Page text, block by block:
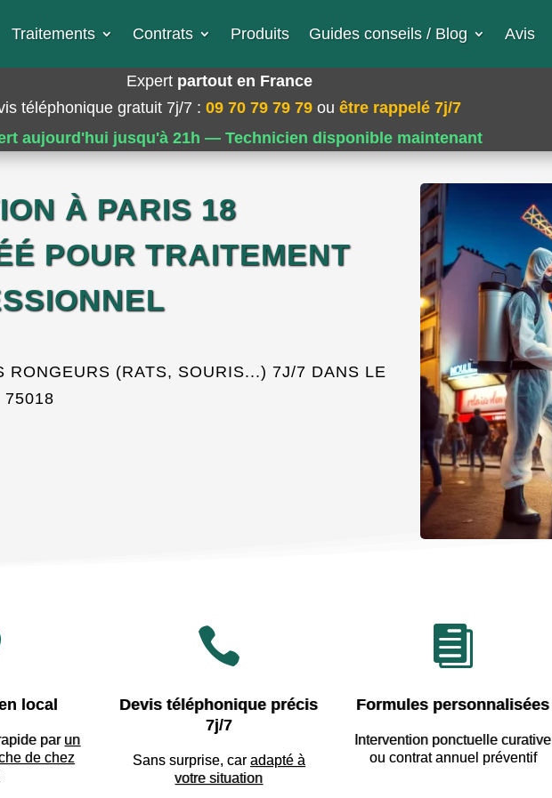
Traitements Contrats Produits Guides conseils / Blog Avis
Expert partout en France
téléphonique gratuit 7j/7 : 09 70 79 79 79 ou être rappelé 7j/7
aujourd'hui jusqu'à 21h — Technicien disponible maintenant
À PARIS 18
POUR TRAITEMENT
RONGEURS (RATS, SOURIS...) 7J/7 DANS LE
75018
local
par un
de chez

Devis téléphonique précis
7j/7
Sans surprise, car adapté à
votre situation

Formules personnalisées
Intervention ponctuelle curative
ou contrat annuel préventif